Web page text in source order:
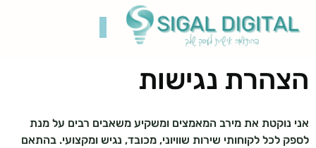
הצהרת נגישות
אני נוקטת את מירב המאמצים ומשקיע משאבים רבים על מנת
לספק לכל לקוחותי שירות שוויוני, מכובד, נגיש ומקצועי. בהתאם